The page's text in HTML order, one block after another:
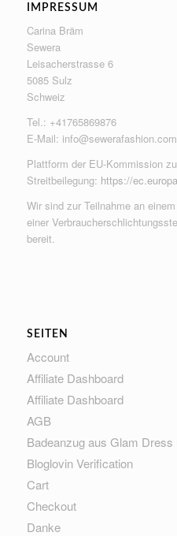
IMPRESSUM
Carina Bräm
Sewera
Leisacherstrasse 6
5085 Sulz
Schweiz
Tel.: +41765869876
E-Mail: info@sewerafashion.com
Plattform der EU-Kommission
Streitbeilegung: https://
Wir sind zur Teilnahme an
einer
bereit.
SEITEN
Account
Affiliate Dashboard
Affiliate Dashboard
AGB
Badeanzug aus Glam Dress
Bloglovin Verification
Cart
Checkout
Danke